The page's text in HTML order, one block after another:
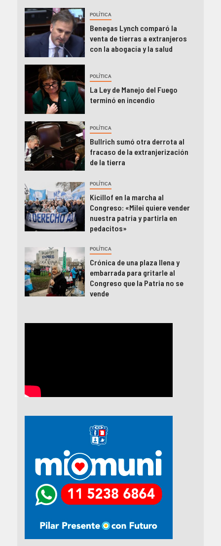
POLÍTICA
Benegas Lynch comparó la
venta de tierras a extranjeros
con la abogacía y la salud
POLÍTICA
La Ley de Manejo del Fuego
terminó en incendio
POLÍTICA
Bullrich sumó otra derrota al
fracaso de la extranjerización
de la tierra
POLÍTICA
Kicillof en la marcha al
Congreso: «Milei quiere vender
nuestra patria y partirla en
pedacitos»
POLÍTICA
Crónica de una plaza llena y
embarrada para gritarle al
Congreso que la Patria no se
vende